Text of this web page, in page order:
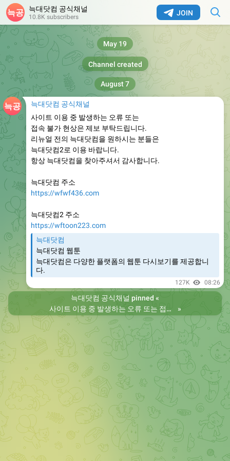
JOIN
늑대닷컴 공식채널
10.8K subscribers
Channel created
May 19
늑대닷컴 공식채널
사이트 이용 중 발생하는 오류 또는
접속 불가 현상은 제보 부탁드립니다.
리뉴얼 전의 늑대닷컴을 원하시는 분들은
늑대닷컴2로 이용 바랍니다.
항상 늑대닷컴을 찾아주셔서 감사합니다.
늑대닷컴 주소
https://wfwf436.com
늑대닷컴2 주소
https://wftoon223.com
늑대닷컴
늑대닷컴 웹툰
늑대닷컴은 다양한 플랫폼의 웹툰 다시보기를 제공합니
다.
127K 08:26
August 7
늑대닷컴 공식채널 pinned «
사이트 이용 중 발생하는 오류 또는 접속 불가 현상은 제보 부탁드립니다. 리뉴얼 전의 늑대닷컴을 원하시는 분들은 늑대닷컴2로 이용 바랍니다. 항상 늑대닷컴을 찾아주셔서 감사합니다. 늑대닷컴 주소 https://wfwf436.com 늑대닷컴2 주소 https://wftoon223.com
»